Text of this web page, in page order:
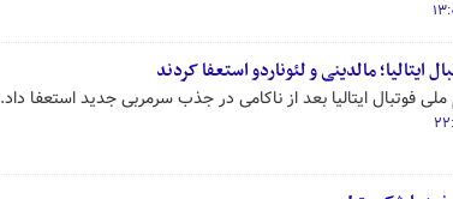
ایتالیا؛ مالدینی و لئوناردو استعفا کردند
فوتبال ایتالیا بعد از ناکامی در جذب سرمربی جدید استعفا داد.